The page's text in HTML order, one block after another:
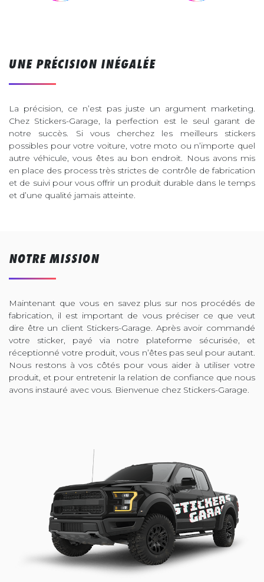
UNE PRÉCISION INÉGALÉE
La précision, ce n’est pas juste un argument marketing.
Chez Stickers-Garage, la perfection est le seul garant de
notre succès. Si vous cherchez les meilleurs stickers
possibles pour votre voiture, votre moto ou n’importe quel
autre véhicule, vous êtes au bon endroit. Nous avons mis
en place des process très strictes de contrôle de fabrication
et de suivi pour vous offrir un produit durable dans le temps
et d’une qualité jamais atteinte.
NOTRE MISSION
Maintenant que vous en savez plus sur nos procédés de
fabrication, il est important de vous préciser ce que veut
dire être un client Stickers-Garage. Après avoir commandé
votre sticker, payé via notre plateforme sécurisée, et
réceptionné votre produit, vous n’êtes pas seul pour autant.
Nous restons à vos côtés pour vous aider à utiliser votre
produit, et pour entretenir la relation de confiance que nous
avons instauré avec vous. Bienvenue chez Stickers-Garage.